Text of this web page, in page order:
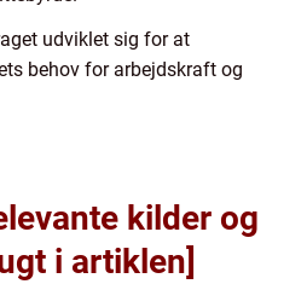
udviklet sig for at
behov for arbejdskraft og
kilder og
i artiklen]